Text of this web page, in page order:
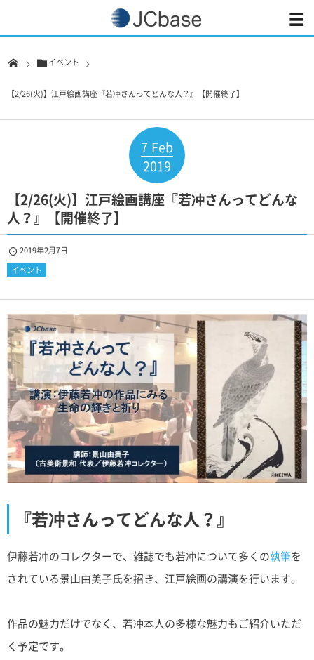
イベント
【2/26(火)】江戸絵画講座『若冲さんってどんな人？』【開催終了】
7 Feb
2019
【2/26(火)】江戸絵画講座『若冲さんってどんな
人？』【開催終了】
2019年2月7日
イベント
『若冲さんってどんな人？』
伊藤若冲のコレクターで、雑誌でも若冲について多くの執筆を
されている景山由美子氏を招き、江戸絵画の講演を行います。
作品の魅力だけでなく、若冲本人の多様な魅力もご紹介いただ
く予定です。